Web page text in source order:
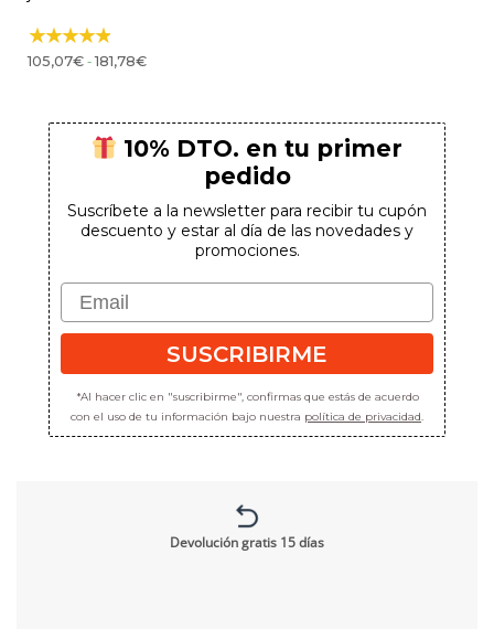
105,07€ - 181,78€Rango
de
hasta
181,78€
10% DTO. en tu primer
pedido
Suscríbete a la newsletter para recibir tu cupón
descuento y estar al día de las novedades y
promociones.
Email
SUSCRIBIRME
*Al hacer clic en "suscribirme", confirmas que estás de acuerdo
con el uso de tu información bajo nuestra política de privacidad.
Devolución gratis 15 días